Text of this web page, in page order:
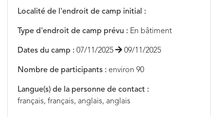
Localité de l'endroit de camp initial :
Type d'endroit de camp prévu : En bâtiment
Dates du camp : 07/11/2025 09/11/2025
Nombre de participants : environ 90
Langue(s) de la personne de contact :
français, français, anglais, anglais